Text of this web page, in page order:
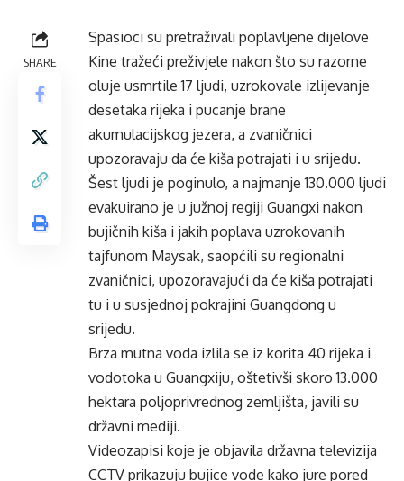
SHARE
Spasioci su pretraživali poplavljene dijelove
Kine tražeći preživjele nakon što su razorne
oluje usmrtile 17 ljudi, uzrokovale izlijevanje
desetaka rijeka i pucanje brane
akumulacijskog jezera, a zvaničnici
upozoravaju da će kiša potrajati i u srijedu.
Šest ljudi je poginulo, a najmanje 130.000 ljudi
evakuirano je u južnoj regiji Guangxi nakon
bujičnih kiša i jakih poplava uzrokovanih
tajfunom Maysak, saopćili su regionalni
zvaničnici, upozoravajući da će kiša potrajati
tu i u susjednoj pokrajini Guangdong u
srijedu.
Brza mutna voda izlila se iz korita 40 rijeka i
vodotoka u Guangxiju, oštetivši skoro 13.000
hektara poljoprivrednog zemljišta, javili su
državni mediji.
Videozapisi koje je objavila državna televizija
CCTV prikazuju bujice vode kako jure pored